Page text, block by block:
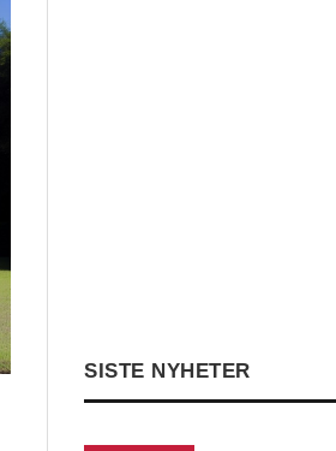
SISTE NYHETER